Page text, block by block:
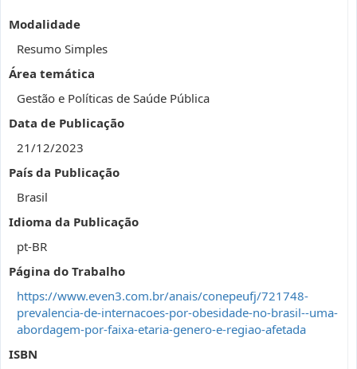
Modalidade
Resumo Simples
Área temática
Gestão e Políticas de Saúde Pública
Data de Publicação
21/12/2023
País da Publicação
Brasil
Idioma da Publicação
pt-BR
Página do Trabalho
https://www.even3.com.br/anais/conepeufj/721748-
prevalencia-de-internacoes-por-obesidade-no-brasil--uma-
abordagem-por-faixa-etaria-genero-e-regiao-afetada
ISBN